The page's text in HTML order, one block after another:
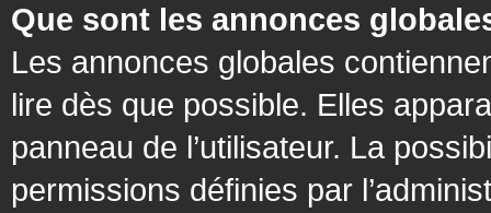
Que sont les annonces
Les annonces globales
lire dès que possible. Elles
panneau de l’utilisateur. La
permissions définies par